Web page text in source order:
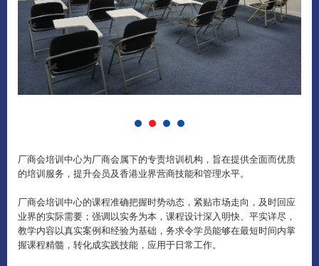
厂商会培训中心为厂商会属下的专责培训机构，旨在提供全面而优质
的培训服务，提升会员及香港业界营商技能和管理水平。
厂商会培训中心的课程准确把握时势动态，紧贴市场走向，及时回应
业界的实际需要；强调以实务为本，课程设计深入明快、平实详尽，
教学内容以真实案例和经验为基础，务求令学员能够在最短时间内掌
握课程精髓，转化成实践技能，应用于日常工作。